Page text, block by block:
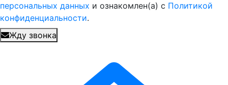
персональных данных и ознакомлен(а) с Политикой
конфиденциальности.
Жду звонка